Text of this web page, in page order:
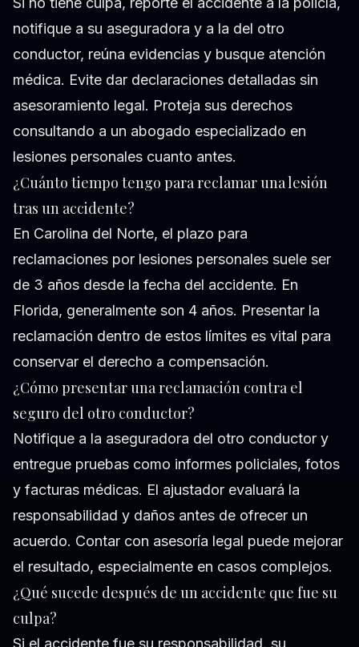
notifique a su aseguradora y a la del otro
conductor, reúna evidencias y busque atención
médica. Evite dar declaraciones detalladas sin
asesoramiento legal. Proteja sus derechos
consultando a un abogado especializado en
lesiones personales cuanto antes.
¿Cuánto tiempo tengo para reclamar una lesión
tras un accidente?
En Carolina del Norte, el plazo para
reclamaciones por lesiones personales suele ser
de 3 años desde la fecha del accidente. En
Florida, generalmente son 4 años. Presentar la
reclamación dentro de estos límites es vital para
conservar el derecho a compensación.
¿Cómo presentar una reclamación contra el
seguro del otro conductor?
Notifique a la aseguradora del otro conductor y
entregue pruebas como informes policiales, fotos
y facturas médicas. El ajustador evaluará la
responsabilidad y daños antes de ofrecer un
acuerdo. Contar con asesoría legal puede mejorar
el resultado, especialmente en casos complejos.
¿Qué sucede después de un accidente que fue su
culpa?